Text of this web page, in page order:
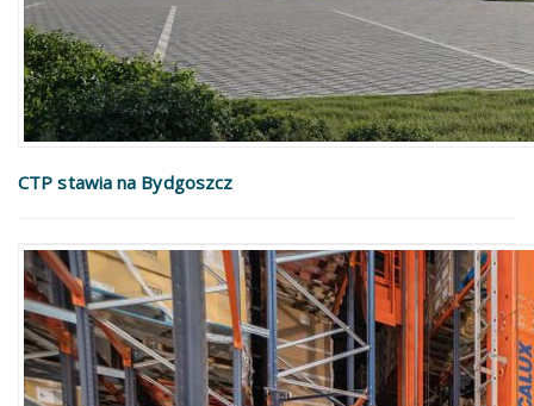
CTP stawia na Bydgoszcz